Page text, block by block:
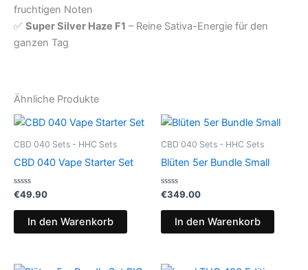
fruchtigen Noten
✅ Super Silver Haze F1 – Reine Sativa-Energie für den
ganzen Tag
Ähnliche Produkte
CBD 040 Sets - HHC Sets
CBD 040 Vape Starter Set
Bewertet
0
€49.90
In den Warenkorb
CBD 040 Sets - HHC Sets
Blüten 5er Bundle Small
Bewertet
0
€349.00
In den Warenkorb